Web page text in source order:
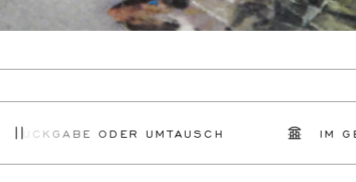
ODER UMTAUSCH IM